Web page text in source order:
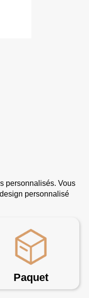
personnalisés. Vous
personnalisé
Paquet